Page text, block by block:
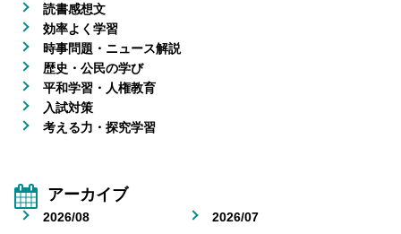
読書感想文
効率よく学習
時事問題・ニュース解説
歴史・公民の学び
平和学習・人権教育
入試対策
考える力・探究学習
アーカイブ
2026/08
2026/07